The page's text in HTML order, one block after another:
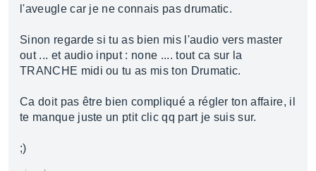
l'aveugle car je ne connais pas drumatic.
Sinon regarde si tu as bien mis l'audio vers master
out ... et audio input : none .... tout ca sur la
TRANCHE midi ou tu as mis ton Drumatic.
Ca doit pas être bien compliqué a régler ton affaire, il
te manque juste un ptit clic qq part je suis sur.
;)